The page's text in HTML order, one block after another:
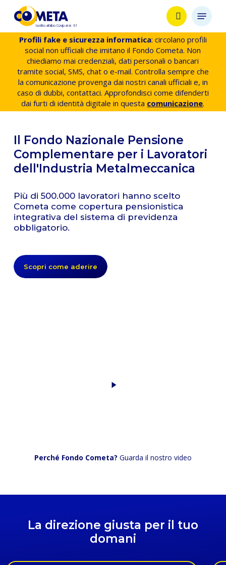
content
search
Menu
Profili fake e sicurezza informatica: circolano profili
social non ufficiali che imitano il Fondo Cometa. Non
chiediamo mai credenziali, dati personali o bancari
tramite social, SMS, chat o e-mail. Controlla sempre che
la comunicazione provenga dai nostri canali ufficiali e, in
caso di dubbi, contattaci. Approfondisci come difenderti
dai furti di identità digitale in questa comunicazione.
Il Fondo Nazionale Pensione
Complementare per i Lavoratori
dell'Industria Metalmeccanica
Più di 500.000 lavoratori hanno scelto
Cometa come copertura pensionistica
integrativa del sistema di previdenza
obbligatorio.
Scopri come aderire
Perché Fondo Cometa? Guarda il nostro video
La direzione giusta per il tuo
domani